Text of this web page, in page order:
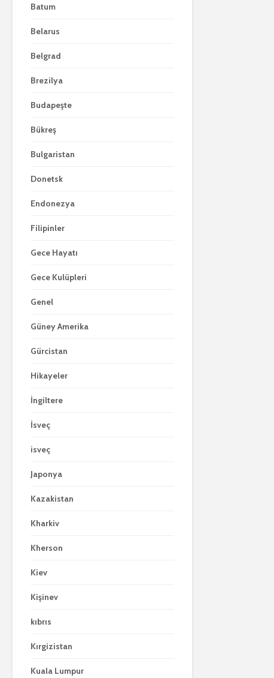
Batum
Belarus
Belgrad
Brezilya
Budapeşte
Bükreş
Bulgaristan
Donetsk
Endonezya
Filipinler
Gece Hayatı
Gece Kulüpleri
Genel
Güney Amerika
Gürcistan
Hikayeler
İngiltere
İsveç
isveç
Japonya
Kazakistan
Kharkiv
Kherson
Kiev
Kişinev
kıbrıs
Kırgizistan
Kuala Lumpur